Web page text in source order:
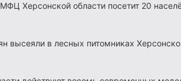
Херсонской области посетит 20
высеяли в лесных питомниках